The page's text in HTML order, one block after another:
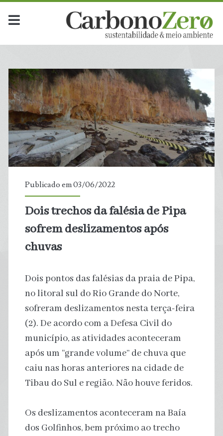
Publicado em 03/06/2022
Dois trechos da falésia de Pipa
sofrem deslizamentos após
chuvas
Dois pontos das falésias da praia de Pipa,
no litoral sul do Rio Grande do Norte,
sofreram deslizamentos nesta terça-feira
(2). De acordo com a Defesa Civil do
município, as atividades aconteceram
após um “grande volume” de chuva que
caiu nas horas anteriores na cidade de
Tibau do Sul e região. Não houve feridos.
Os deslizamentos aconteceram na Baía
dos Golfinhos, bem próximo ao trecho